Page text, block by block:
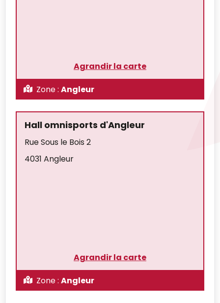
Agrandir la carte
Zone : Angleur
Hall omnisports d'Angleur
Rue Sous le Bois 2
4031 Angleur
Agrandir la carte
Zone : Angleur